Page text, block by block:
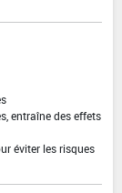
entraîne des effets
éviter les risques